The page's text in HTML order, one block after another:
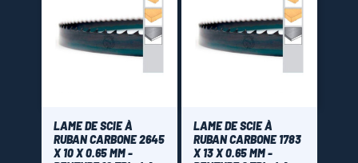
LAME DE SCIE À
RUBAN CARBONE 2645
X 10 X 0.65 MM -
LAME DE SCIE À
RUBAN CARBONE 1783
X 13 X 0.65 MM -